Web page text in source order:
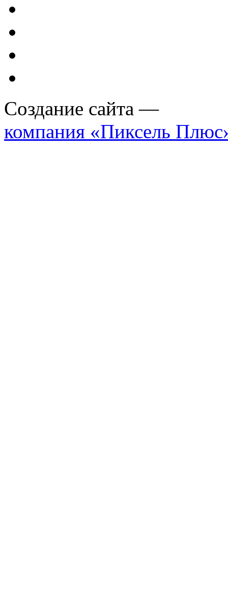
Создание сайта —
компания «Пиксель